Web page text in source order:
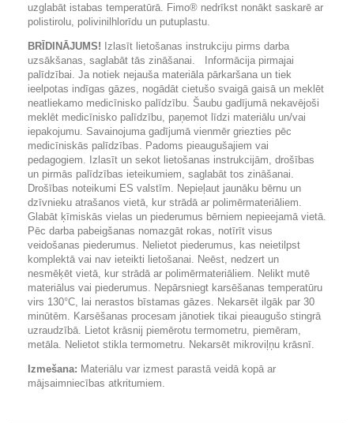
uzglabāt istabas temperatūrā. Fimo® nedrīkst nonākt saskarē ar
polistirolu, polivinilhlorīdu un putuplastu.
BRĪDINĀJUMS! Izlasīt lietošanas instrukciju pirms darba
uzsākšanas, saglabāt tās zināšanai. Informācija pirmajai
palīdzībai. Ja notiek nejauša materiāla pārkaršana un tiek
ieelpotas indīgas gāzes, nogādāt cietušo svaigā gaisā un meklēt
neatliekamo medicīnisko palīdzību. Šaubu gadījumā nekavējoši
meklēt medicīnisko palīdzību, paņemot līdzi materiālu un/vai
iepakojumu. Savainojuma gadījumā vienmēr griezties pēc
medicīniskās palīdzības. Padoms pieaugušajiem vai
pedagogiem. Izlasīt un sekot lietošanas instrukcijām, drošības
un pirmās palīdzības ieteikumiem, saglabāt tos zināšanai.
Drošības noteikumi ES valstīm. Nepieļaut jaunāku bērnu un
dzīvnieku atrašanos vietā, kur strādā ar polimērmateriāliem.
Glabāt ķīmiskās vielas un piederumus bērniem nepieejamā vietā.
Pēc darba pabeigšanas nomazgāt rokas, notīrīt visus
veidošanas piederumus. Nelietot piederumus, kas neietilpst
komplektā vai nav ieteikti lietošanai. Neēst, nedzert un
nesmēķēt vietā, kur strādā ar polimērmateriāliem. Nelikt mutē
materiālus vai piederumus. Nepārsniegt karsēšanas temperatūru
virs 130°C, lai nerastos bīstamas gāzes. Nekarsēt ilgāk par 30
minūtēm. Karsēšanas procesam jānotiek tikai pieaugušo stingrā
uzraudzībā. Lietot krāsnij piemērotu termometru, piemēram,
metāla. Nelietot stikla termometru. Nekarsēt mikroviļņu krāsnī.
Izmešana: Materiālu var izmest parastā veidā kopā ar
mājsaimniecības atkritumiem.